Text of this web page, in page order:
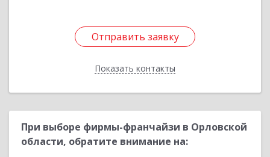
Отправить заявку
Показать контакты
Отправить заявку
Назад
При выборе фирмы-франчайзи в Орловской
области, обратите внимание на: